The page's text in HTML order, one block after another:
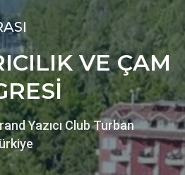
ICILIK VE ÇAM
RESİ
Yazıcı Club Turban